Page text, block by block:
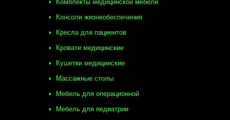
Комплекты медицинской мебели
Консоли жизнеобеспечения
Кресла для пациентов
Кровати медицинские
Кушетки медицинские
Массажные столы
Мебель для операционной
Мебель для педиатрии